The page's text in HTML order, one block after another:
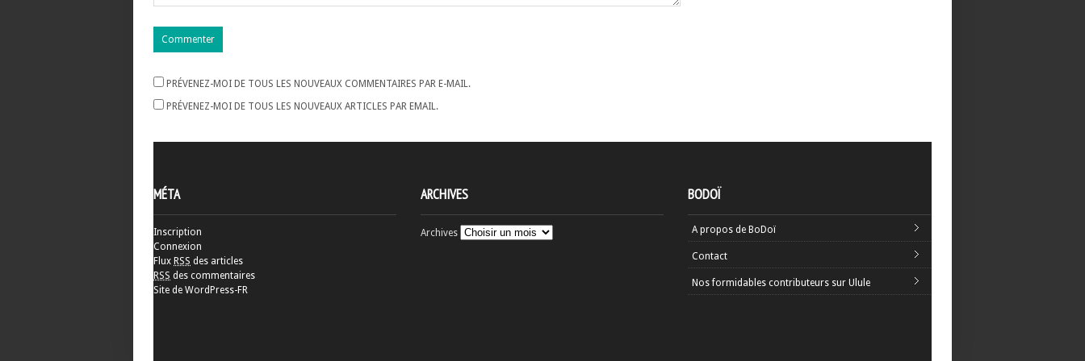
PRÉVENEZ-MOI DE TOUS LES NOUVEAUX COMMENTAIRES PAR E-MAIL.
PRÉVENEZ-MOI DE TOUS LES NOUVEAUX ARTICLES PAR EMAIL.
MÉTA
Inscription
Connexion
Flux RSS des articles
RSS des commentaires
Site de WordPress-FR
ARCHIVES
Archives
BODOÏ
A propos de BoDoï
Contact
Nos formidables contributeurs sur Ulule